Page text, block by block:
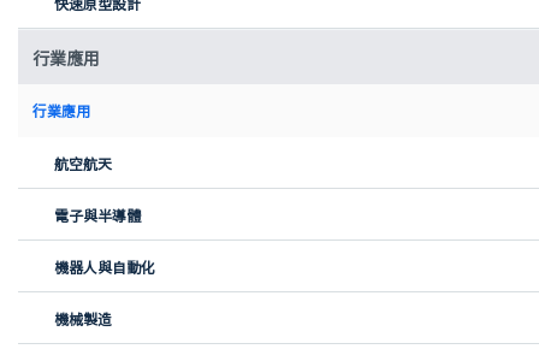
行業應用
行業應用
航空航天
電子與半導體
機器人與自動化
機械製造
你好，我們是Cellsius——來自蘇黎世聯邦理工學院（ETH Zurich）
的學生工程團隊。透過H2項目，我們為自己設定了一個雄心勃勃的
山口。
我們使命的核心是H2-Sling——一架我們從零開始開發和製造的完全
一代人將可持續性與實際工程相結合的動力。
由激情與工程卓越驅動
的。沒有未來主義的概念——只有智能的集成、良好的設計和大量的